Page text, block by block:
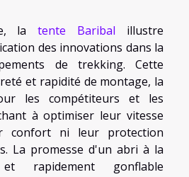
latente Baribal illustre
des innovations dans la
de trekking. Cette
et rapidité de montage, la
les compétiteurs et les
à optimiser leur vitesse
confort ni leur protection
La promesse d'un abri à la
rapidement gonflable